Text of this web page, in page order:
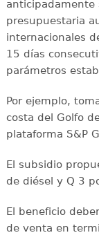
anticipadamente
presupuestaria
internacionales
15 días
parámetros
Por ejemplo,
costa del Golfo
plataforma S&P
El subsidio
de diésel y Q 3
El beneficio
de venta en